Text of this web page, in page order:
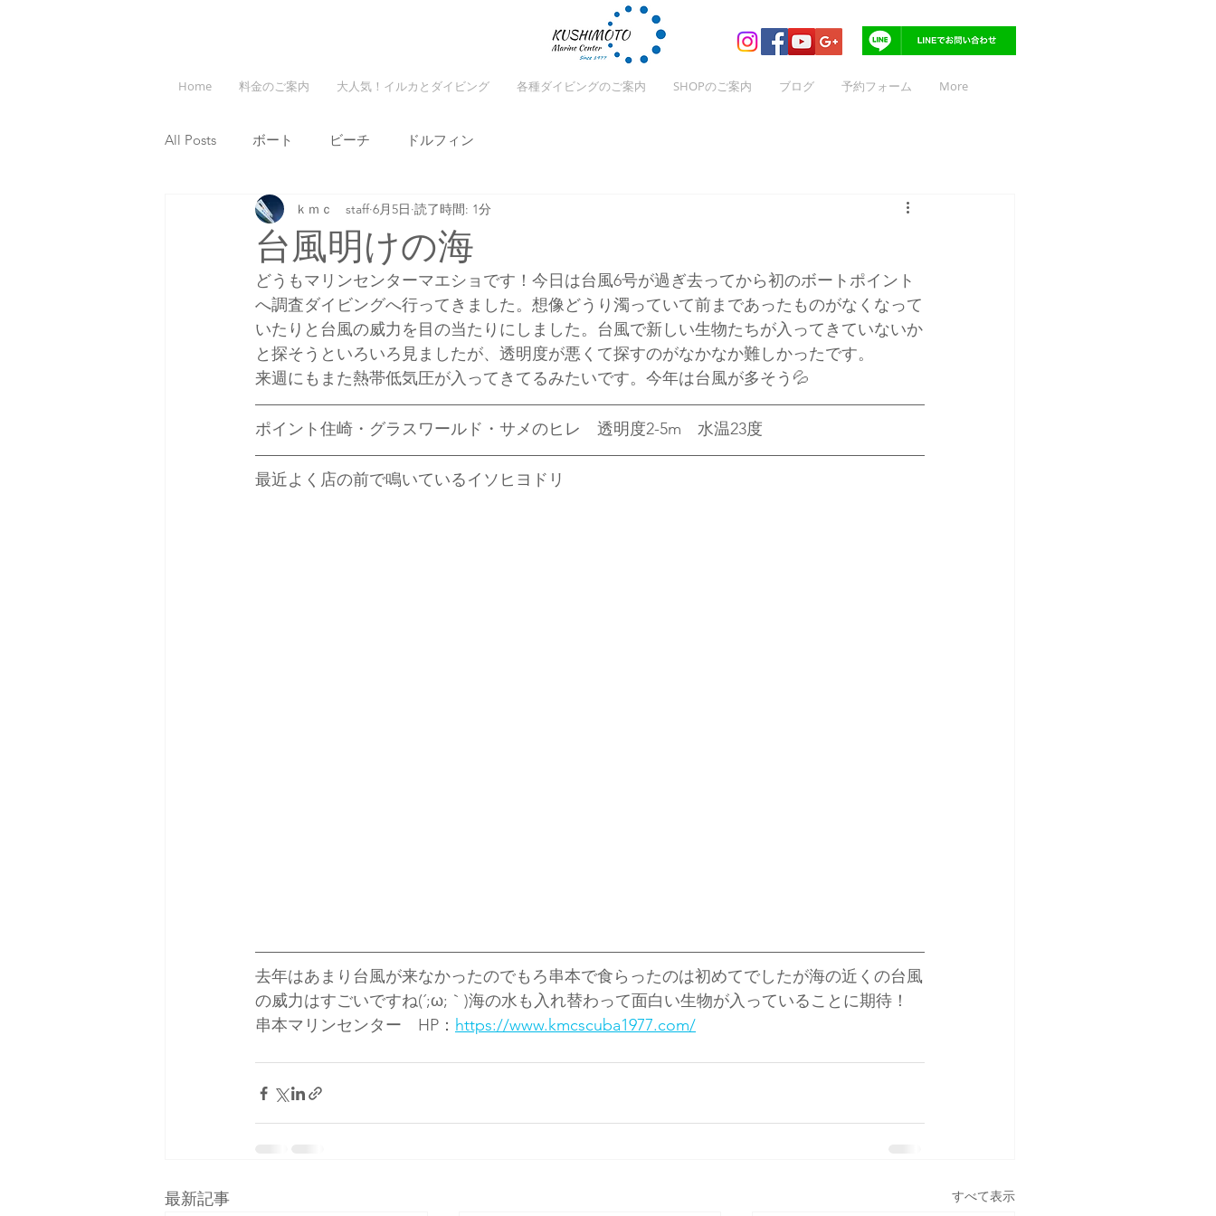
Home 料金のご案内 大人気！イルカとダイビング 各種ダイビングのご案内 SHOPのご案内 ブログ 予約フォーム More
All Posts ボート ビーチ ドルフィン
台風明けの海
ｋｍｃ staff 6月5日 読了時間: 1分
どうもマリンセンターマエショです！今日は台風6号が過ぎ去ってから初のボートポイント
へ調査ダイビングへ行ってきました。想像どうり濁っていて前まであったものがなくなって
いたりと台風の威力を目の当たりにしました。台風で新しい生物たちが入ってきていないか
と探そうといろいろ見ましたが、透明度が悪くて探すのがなかなか難しかったです。
来週にもまた熱帯低気圧が入ってきてるみたいです。今年は台風が多そう💦
ポイント住崎・グラスワールド・サメのヒレ　透明度2-5m　水温23度
最近よく店の前で鳴いているイソヒヨドリ
去年はあまり台風が来なかったのでもろ串本で食らったのは初めてでしたが海の近くの台風
の威力はすごいですね(´;ω;｀)海の水も入れ替わって面白い生物が入っていることに期待！
串本マリンセンター　HP： https://www.kmcscuba1977.com/
最新記事 すべて表示